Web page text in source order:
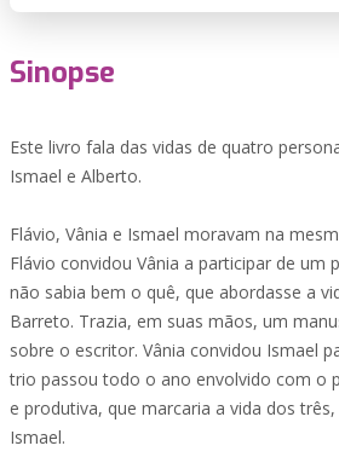
Sinopse
Este livro fala das vidas de quatro
Ismael e Alberto.
Flávio, Vânia e Ismael moravam na
Flávio convidou Vânia a participar de um
não sabia bem o quê, que abordasse a
Barreto. Trazia, em suas mãos, um
sobre o escritor. Vânia convidou Ismael
trio passou todo o ano envolvido com o
e produtiva, que marcaria a vida dos
Ismael.